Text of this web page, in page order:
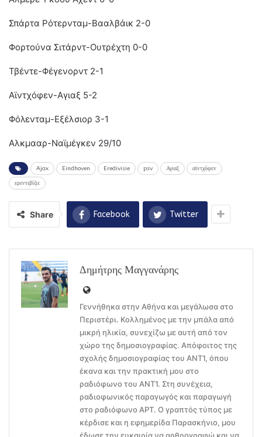
Σπάρτα Ρότερνταμ-Βααλβάικ 2-0
Φορτούνα Σιτάρντ-Ουτρέχτη 0-0
Τβέντε-Φέγενορντ 2-1
Αϊντχόφεν-Αγιαξ 5-2
Φόλενταμ-Εξέλσιορ 3-1
Αλκμααρ-Ναϊμέγκεν 29/10
Ajax Eindhoven Eredivisie psv Αγιαξ αϊντχόφεν
ερεντιβίζιε
Share Facebook Twitter
Δημήτρης Μαγγανάρης
Γεννήθηκα στην Αθήνα και μεγάλωσα στο
Περιστέρι. Κολλημένος με την μπάλα από
μικρή ηλικία, συνεχίζω με αυτή από τον
χώρο της δημοσιογραφίας. Απόφοιτος της
σχολής δημοσιογραφίας του ΑΝΤ1, όπου
έκανα και την πρακτική μου στο
ραδιόφωνο του ΑΝΤ1. Στη συνέχεια,
ραδιοφωνικός παραγωγός και παραγωγή
στο ραδιόφωνο ΑΡΤ. Ο γραπτός τύπος με
κέρδισε και η εφημερίδα Παρασκήνιο, μου
έδωσε την ευκαιρία να αρθρογραφώ και να